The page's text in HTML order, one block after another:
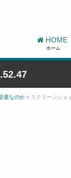
HOME
ホーム
要なのか » スクリーンショ